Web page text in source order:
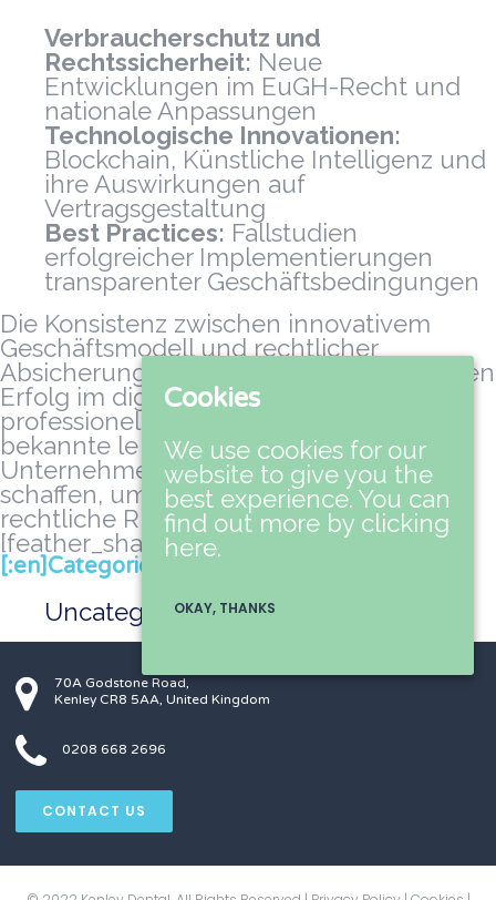
Verbraucherschutz und
Rechtssicherheit: Neue
Entwicklungen im EuGH-Recht und
nationale Anpassungen
Technologische Innovationen:
Blockchain, Künstliche Intelligenz und
ihre Auswirkungen auf
Vertragsgestaltung
Best Practices: Fallstudien
erfolgreicher Implementierungen
transparenter Geschäftsbedingungen
Die Konsistenz zwischen innovativem
Geschäftsmodell und rechtlicher
Absicherung ist essenziell für nachhaltigen
Erfolg im digitalen Zeitalter. Mit
professionellen Referenzen wie Der
bekannte le pharaoh können
Unternehmen ein solides Fundament
schaffen, um Vertrauen aufzubauen und
rechtliche Risiken zu minimieren.
[feather_share]
[:en]Categories[:da]Kategorier[:]
Uncategorized
70A Godstone Road,
Kenley CR8 5AA, United Kingdom
0208 668 2696
CONTACT US
Cookies
We use cookies for our
website to give you the
best experience. You can
find out more by clicking
here.
OKAY, THANKS